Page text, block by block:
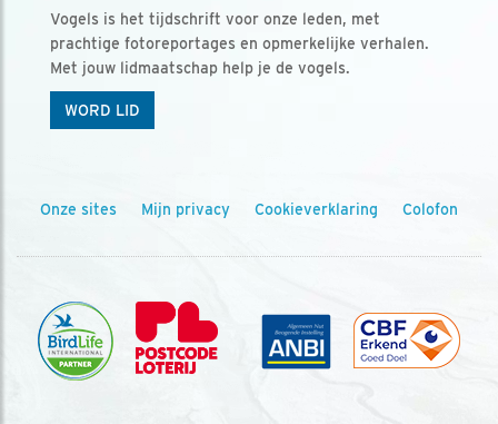
Vogels is het tijdschrift voor onze leden, met
prachtige fotoreportages en opmerkelijke verhalen.
Met jouw lidmaatschap help je de vogels.
WORD LID
Onze sites Mijn privacy Cookieverklaring Colofon